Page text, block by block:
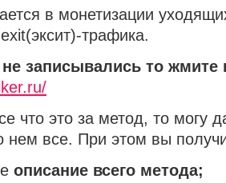
в монетизации
трафика.
записывались то жмите
что это за метод, то могу
нем все. При этом вы
описание всего метода;